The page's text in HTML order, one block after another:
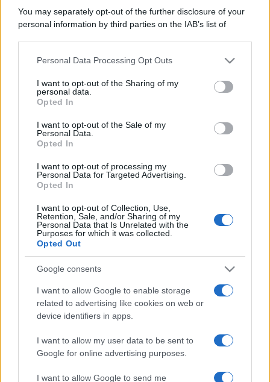
You may separately opt-out of the further disclosure of your
personal information by third parties on the IAB’s list of
This information may also be disclosed by us to third parties
disclose it to other third parties.
Please note that this website/app uses one or more Google
services and may gather and store information including but
not limited to your visit or usage behaviour. You may click to
grant or deny consent to Google and its third-party tags to
consent section.
Personal Data Processing Opt Outs
I want to opt-out of the Sharing of my
personal data.
Opted In
I want to opt-out of the Sale of my
Personal Data.
Opted In
I want to opt-out of processing my
Personal Data for Targeted Advertising.
Opted In
I want to opt-out of Collection, Use,
Retention, Sale, and/or Sharing of my
Personal Data that Is Unrelated with the
Purposes for which it was collected.
Opted Out
Google consents
I want to allow Google to enable storage
related to advertising like cookies on web or
device identifiers in apps.
I want to allow my user data to be sent to
Google for online advertising purposes.
I want to allow Google to send me
dalla...
ALMECCANICI
NEWS
ABOUT US CONTACT CAREERS PRIVACY POLICY
Metalmeccanici News - Il portale di informazione sul mondo
della Metalmeccanica, Installazione di Impianti, Automotive e
con le Offerte di Lavoro dedicate alle professionalità della
filiera. Metalmeccanici News non è una testata giornalistica, in
quanto viene aggiornato senza alcuna periodicità. Non può
pertanto considerarsi un prodotto editoriale ai sensi della legge
Metalmeccanici News è di proprietà di Nevera Editore s.r.l. via
Tiburtina, 5 - 00185 Roma
Copyright ©2025 - Tutti i diritti riservati